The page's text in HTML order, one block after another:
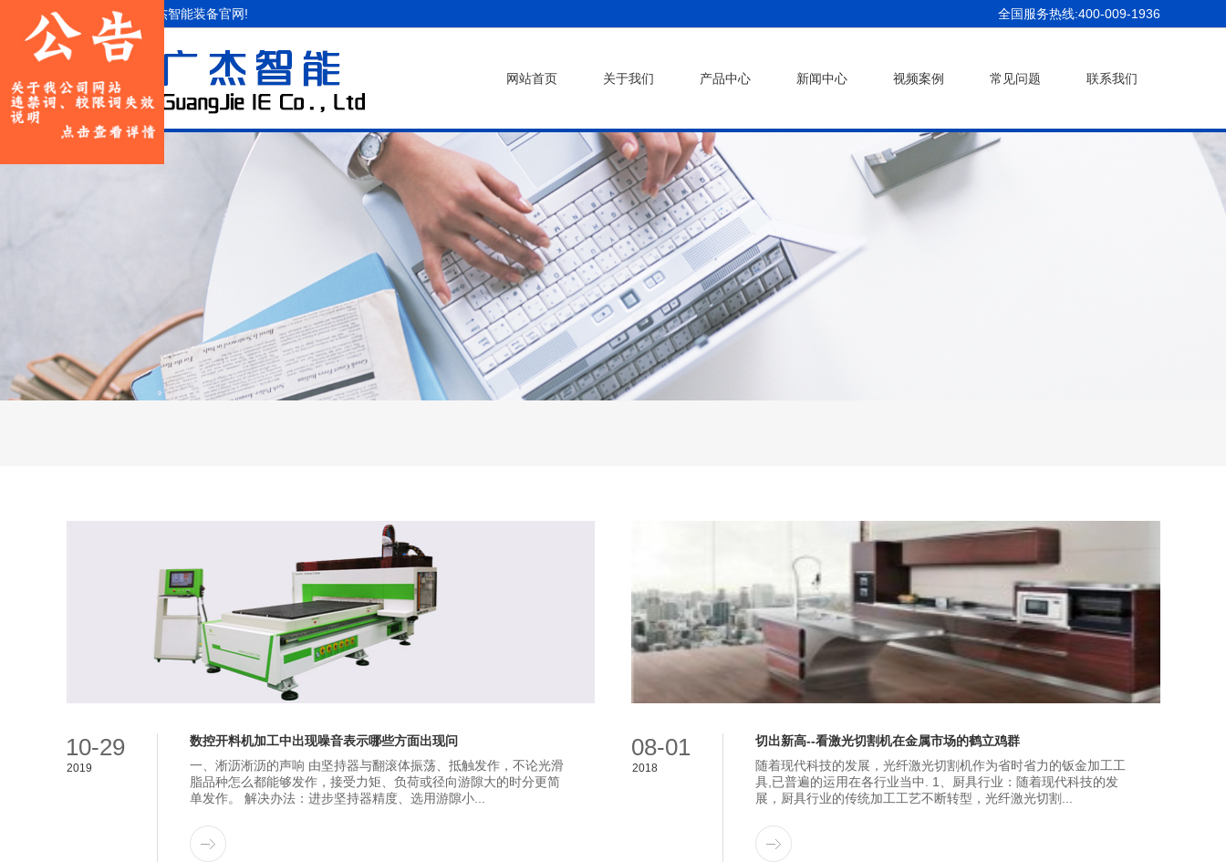
欢迎访问山东广杰智能装备官网! 全国服务热线:400-009-1936
网站首页 关于我们 产品中心 新闻中心 视频案例 常见问题 联系我们
10-29
2019
数控开料机加工中出现噪音表示哪些方面出现问
一、淅沥淅沥的声响 由坚持器与翻滚体振荡、抵触发作，不论光滑
脂品种怎么都能够发作，接受力矩、负荷或径向游隙大的时分更简
单发作。 解决办法：进步坚持器精度、选用游隙小...
08-01
2018
切出新高--看激光切割机在金属市场的鹤立鸡群
随着现代科技的发展，光纤激光切割机作为省时省力的钣金加工工
具,已普遍的运用在各行业当中. 1、厨具行业：随着现代科技的发
展，厨具行业的传统加工工艺不断转型，光纤激光切割...